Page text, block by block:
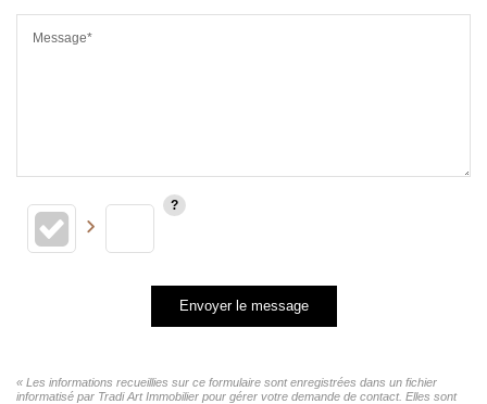
Message*
Envoyer le message
« Les informations recueillies sur ce formulaire sont enregistrées dans un fichier
informatisé par Tradi Art Immobilier pour gérer votre demande de contact. Elles sont